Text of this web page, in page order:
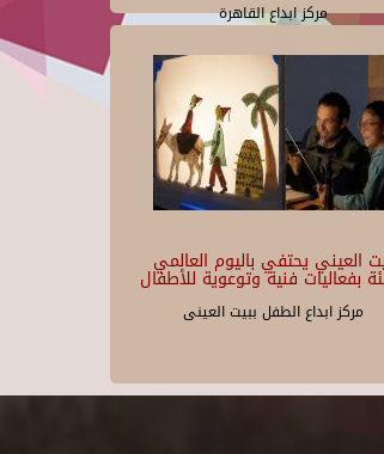
مركز ابداع القاهرة
العيني يحتفي باليوم العالمي
بفعاليات فنية وتوعوية للأطفال
مركز ابداع الطفل ببيت العينى